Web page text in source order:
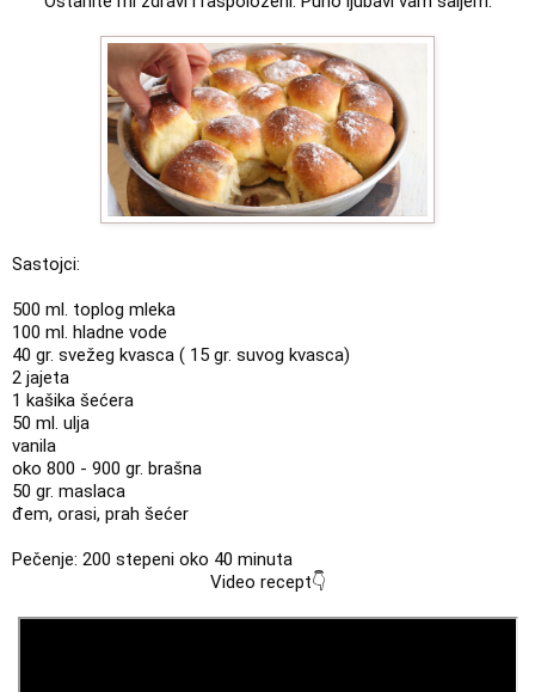
Sastojci:
500 ml. toplog mleka
100 ml. hladne vode
40 gr. svežeg kvasca ( 15 gr. suvog kvasca)
2 jajeta
1 kašika šećera
50 ml. ulja
vanila
oko 800 - 900 gr. brašna
50 gr. maslaca
đem, orasi, prah šećer
Pečenje: 200 stepeni oko 40 minuta
Video recept👇